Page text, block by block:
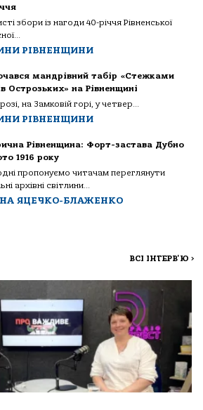
збори із нагоди 40-річчя Рівненської
РІВНЕНЩИНИ
мандрівний табір «Стежками
Острозьких» на Рівненщині
на Замковій горі, у четвер...
РІВНЕНЩИНИ
Рівненщина: Форт-застава Дубно
1916 року
пропонуємо читачам переглянути
архівні світлини...
ЯЦЕЧКО-БЛАЖЕНКО
ВСІ ІНТЕРВ'Ю >